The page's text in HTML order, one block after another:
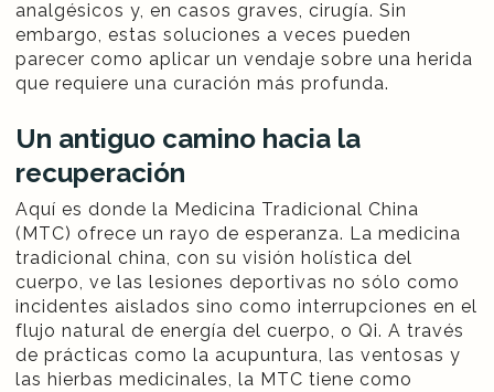
analgésicos y, en casos graves, cirugía. Sin
embargo, estas soluciones a veces pueden
parecer como aplicar un vendaje sobre una herida
que requiere una curación más profunda.
Un antiguo camino hacia la
recuperación
Aquí es donde la Medicina Tradicional China
(MTC) ofrece un rayo de esperanza. La medicina
tradicional china, con su visión holística del
cuerpo, ve las lesiones deportivas no sólo como
incidentes aislados sino como interrupciones en el
flujo natural de energía del cuerpo, o Qi. A través
de prácticas como la acupuntura, las ventosas y
las hierbas medicinales, la MTC tiene como